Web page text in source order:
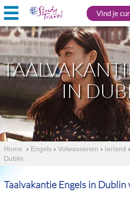
Vind je
IN
Home › Engels › Volwassenen › Ierland ›
Dublin
Taalvakantie Engels in